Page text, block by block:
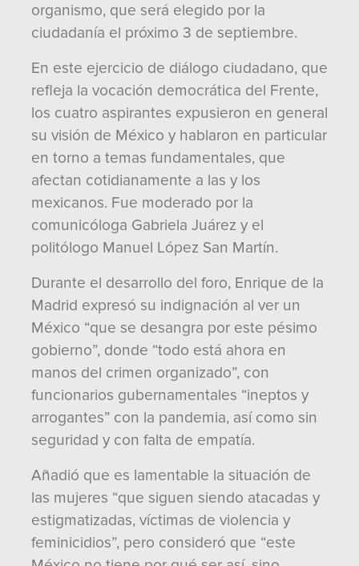
organismo, que será elegido por la
ciudadanía el próximo 3 de septiembre.
En este ejercicio de diálogo ciudadano, que
refleja la vocación democrática del Frente,
los cuatro aspirantes expusieron en general
su visión de México y hablaron en particular
en torno a temas fundamentales, que
afectan cotidianamente a las y los
mexicanos. Fue moderado por la
comunicóloga Gabriela Juárez y el
politólogo Manuel López San Martín.
Durante el desarrollo del foro, Enrique de la
Madrid expresó su indignación al ver un
México “que se desangra por este pésimo
gobierno”, donde “todo está ahora en
manos del crimen organizado”, con
funcionarios gubernamentales “ineptos y
arrogantes” con la pandemia, así como sin
seguridad y con falta de empatía.
Añadió que es lamentable la situación de
las mujeres “que siguen siendo atacadas y
estigmatizadas, víctimas de violencia y
feminicidios”, pero consideró que “este